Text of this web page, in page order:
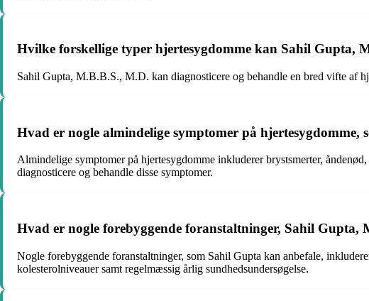
Hvilke forskellige typer hjertesygdomme kan Sahil Gupta,
Sahil Gupta, M.B.B.S., M.D. kan diagnosticere og behandle en bred vifte af
Hvad er nogle almindelige symptomer på
Almindelige symptomer på hjertesygdomme inkluderer brystsmerter,
diagnosticere og behandle disse symptomer.
Hvad er nogle forebyggende foranstaltninger, Sahil
Nogle forebyggende foranstaltninger, som Sahil Gupta kan anbefale,
kolesterolniveauer samt regelmæssig årlig sundhedsundersøgelse.